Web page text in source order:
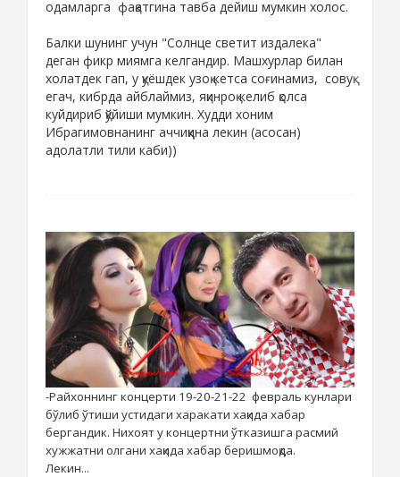
одамларга фақатгина тавба дейиш мумкин холос.
Балки шунинг учун "Солнце светит издалека"
деган фикр миямга келгандир. Машхурлар билан
холатдек гап, у қуёшдек узоқ кетса соғинамиз, совуқ
егач, кибрда айблаймиз, яқинроқ келиб қолса
куйдириб қўйиши мумкин. Худди хоним
Ибрагимовнанинг аччиққина лекин (асосан)
адолатли тили каби))
-Райхоннинг концерти 19-20-21-22 февраль кунлари
бўлиб ўтиши устидаги харакати хақида хабар
бергандик. Нихоят у концертни ўтказишга расмий
хужжатни олгани хақида хабар беришмоқда.
Лекин...